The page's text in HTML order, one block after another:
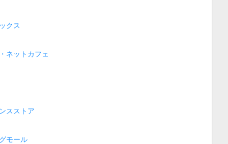
クス
ネットカフェ
スストア
モール